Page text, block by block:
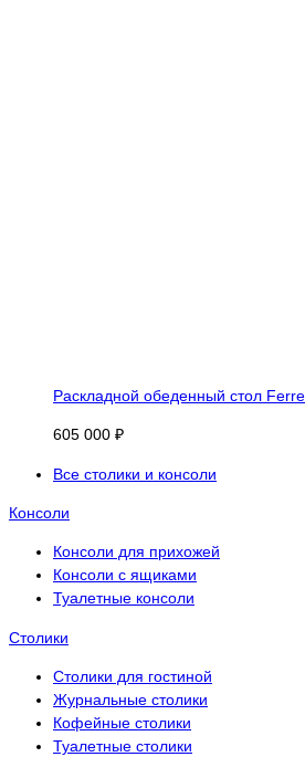
Раскладной обеденный стол
605 000 ₽
Все столики и консоли
Консоли
Консоли для прихожей
Консоли с ящиками
Туалетные консоли
Столики
Столики для гостиной
Журнальные столики
Кофейные столики
Туалетные столики